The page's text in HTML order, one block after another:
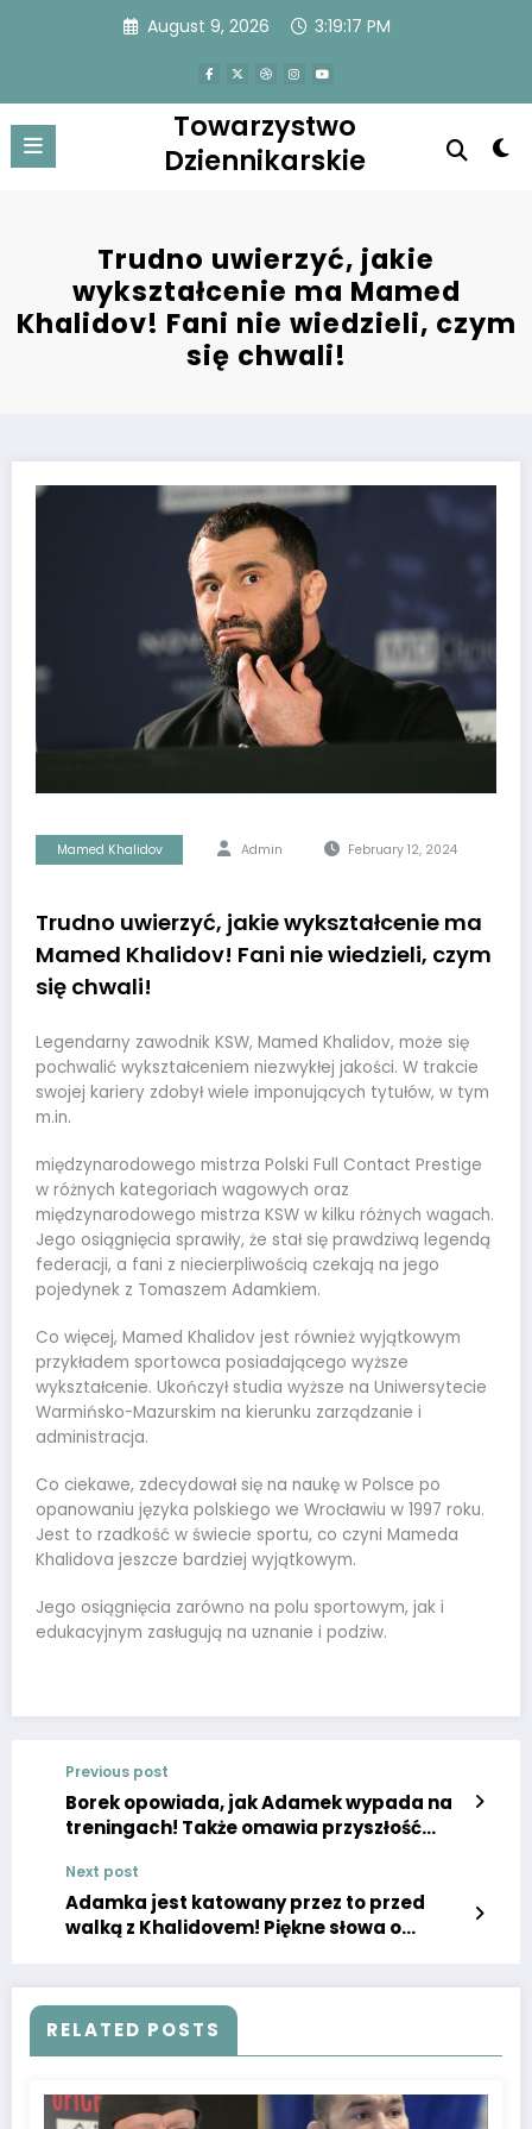
August 9, 2026 3:19:17 PM
Towarzystwo
Dziennikarskie
Trudno uwierzyć, jakie
wykształcenie ma Mamed
Khalidov! Fani nie wiedzieli, czym
się chwali!
Mamed Khalidov Admin February 12, 2024
Trudno uwierzyć, jakie wykształcenie ma
Mamed Khalidov! Fani nie wiedzieli, czym
się chwali!
Legendarny zawodnik KSW, Mamed Khalidov, może się
pochwalić wykształceniem niezwykłej jakości. W trakcie
swojej kariery zdobył wiele imponujących tytułów, w tym
m.in.
międzynarodowego mistrza Polski Full Contact Prestige
w różnych kategoriach wagowych oraz
międzynarodowego mistrza KSW w kilku różnych wagach.
Jego osiągnięcia sprawiły, że stał się prawdziwą legendą
federacji, a fani z niecierpliwością czekają na jego
pojedynek z Tomaszem Adamkiem.
Co więcej, Mamed Khalidov jest również wyjątkowym
przykładem sportowca posiadającego wyższe
wykształcenie. Ukończył studia wyższe na Uniwersytecie
Warmińsko-Mazurskim na kierunku zarządzanie i
administracja.
Co ciekawe, zdecydował się na naukę w Polsce po
opanowaniu języka polskiego we Wrocławiu w 1997 roku.
Jest to rzadkość w świecie sportu, co czyni Mameda
Khalidova jeszcze bardziej wyjątkowym.
Jego osiągnięcia zarówno na polu sportowym, jak i
edukacyjnym zasługują na uznanie i podziw.
Previous post
Borek opowiada, jak Adamek wypada na
treningach! Także omawia przyszłość
Next post
Adamka jest katowany przez to przed
walką z Khalidovem! Piękne słowa o
RELATED POSTS